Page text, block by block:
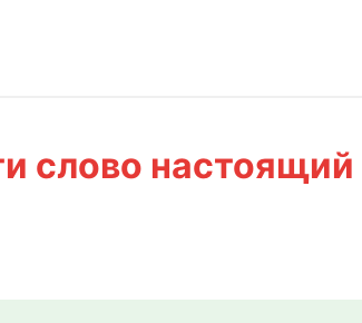
слово настоящий